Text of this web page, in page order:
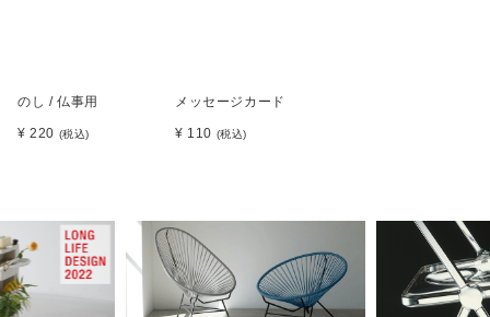
のし / 仏事用
¥ 220 (税込)
メッセージカード
¥ 110 (税込)